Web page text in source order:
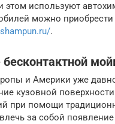
этом используют
можно приобрести
.
бесконтактной
и Америки уже
кузовной
при помощи
за собой